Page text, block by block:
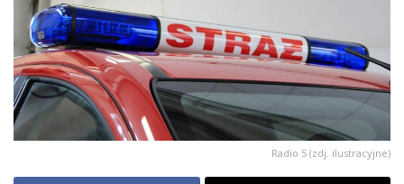
Radio 5 (zdj. ilustracyjne)